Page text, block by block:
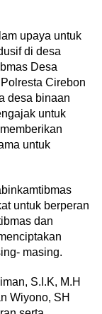
upaya untuk
di desa
Desa
Cirebon
desa binaan
untuk
untuk
untuk berperan
dan
masing.
S.I.K, M.H
Wiyono, SH